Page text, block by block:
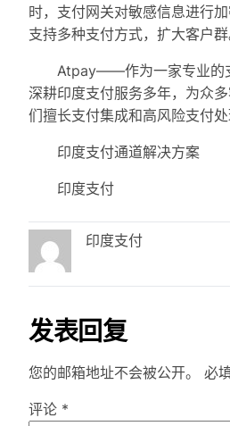
时，支付网关对敏感信息进行
支持多种支付方式，扩大客户群
Atpay——作为一家专业的支
深耕印度支付服务多年，为众
们擅长支付集成和高风险支付处
印度支付通道解决方案
印度支付
印度支付
发表回复
您的邮箱地址不会被公开。 必
评论 *